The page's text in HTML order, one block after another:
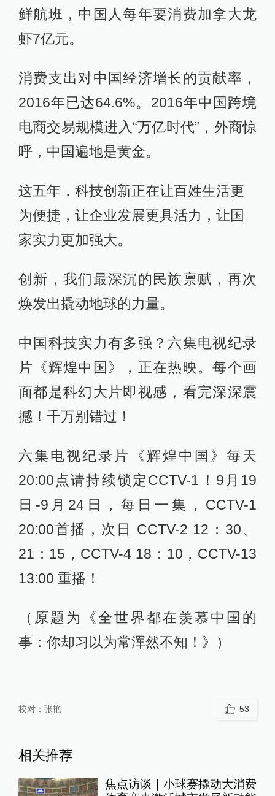
鲜航班，中国人每年要消费加拿大龙
虾7亿元。
消费支出对中国经济增长的贡献率，
2016年已达64.6%。2016年中国跨境
电商交易规模进入“万亿时代”，外商惊
呼，中国遍地是黄金。
这五年，科技创新正在让百姓生活更
为便捷，让企业发展更具活力，让国
家实力更加强大。
创新，我们最深沉的民族禀赋，再次
焕发出撬动地球的力量。
中国科技实力有多强？六集电视纪录
片《辉煌中国》，正在热映。每个画
面都是科幻大片即视感，看完深深震
撼！千万别错过！
六集电视纪录片《辉煌中国》每天
20:00点请持续锁定CCTV-1！9月19
日-9月24日，每日一集，CCTV-1
20:00首播，次日 CCTV-2 12：30、
21：15，CCTV-4 18：10，CCTV-13
13:00 重播！
（原题为《全世界都在羡慕中国的
事：你却习以为常浑然不知！》）
校对： 张艳 53
相关推荐
焦点访谈｜小球赛撬动大消费